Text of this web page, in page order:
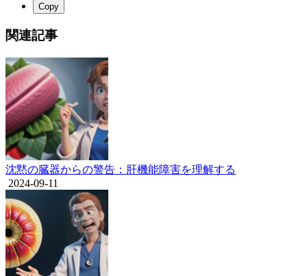
Copy
関連記事
沈黙の臓器からの警告：肝機能障害を理解する
2024-09-11